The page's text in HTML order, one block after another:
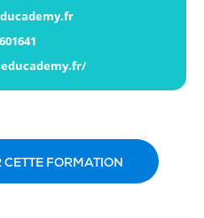
FORMATION